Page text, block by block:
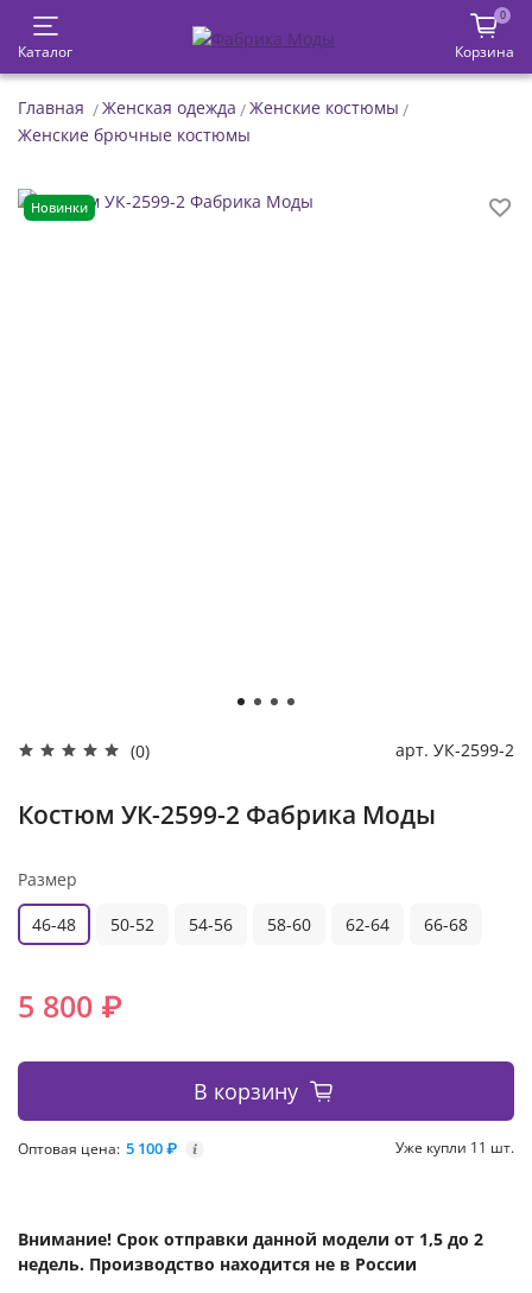
Каталог
0
Корзина
Главная Женская одежда
Женские костюмы
Женские брючные костюмы
Новинки
(0) арт. УК-2599-2
Костюм УК-2599-2 Фабрика Моды
Размер
46-48
50-52 54-56 58-60 62-64 66-68
5 800 ₽
В корзину
Оптовая цена: 5 100 ₽ i Уже купли 11 шт.
Внимание! Срок отправки данной модели от 1,5 до 2
недель. Производство находится не в России